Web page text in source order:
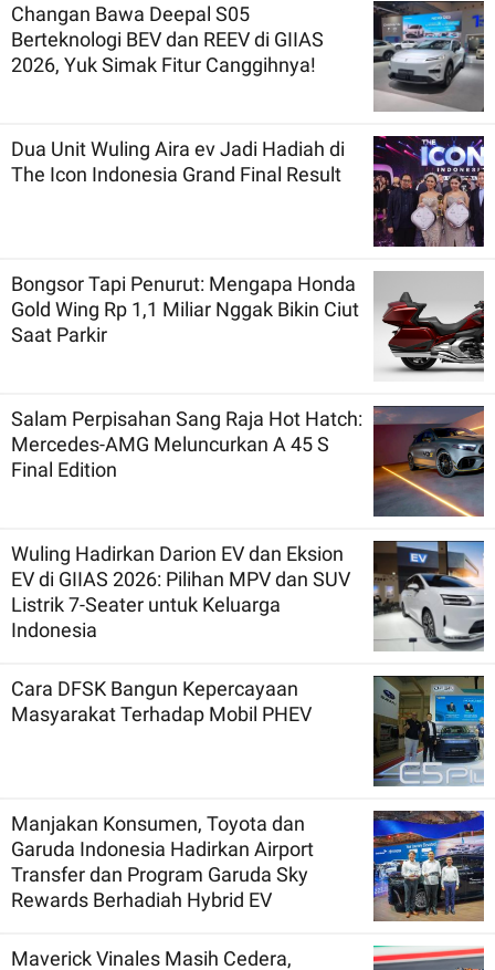
Changan Bawa Deepal S05
Berteknologi BEV dan REEV di GIIAS
2026, Yuk Simak Fitur Canggihnya!
Dua Unit Wuling Aira ev Jadi Hadiah di
The Icon Indonesia Grand Final Result
Bongsor Tapi Penurut: Mengapa Honda
Gold Wing Rp 1,1 Miliar Nggak Bikin Ciut
Saat Parkir
Salam Perpisahan Sang Raja Hot Hatch:
Mercedes-AMG Meluncurkan A 45 S
Final Edition
Wuling Hadirkan Darion EV dan Eksion
EV di GIIAS 2026: Pilihan MPV dan SUV
Listrik 7-Seater untuk Keluarga
Indonesia
Cara DFSK Bangun Kepercayaan
Masyarakat Terhadap Mobil PHEV
Manjakan Konsumen, Toyota dan
Garuda Indonesia Hadirkan Airport
Transfer dan Program Garuda Sky
Rewards Berhadiah Hybrid EV
Maverick Vinales Masih Cedera,